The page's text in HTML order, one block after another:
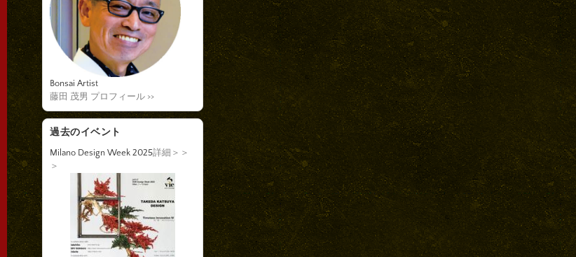
Bonsai Artist
藤田 茂男 プロフィール >>
過去のイベント
Milano Design Week 2025詳細＞＞
＞